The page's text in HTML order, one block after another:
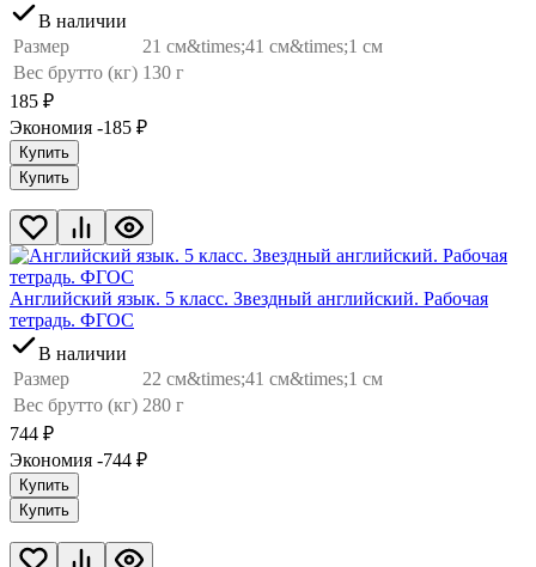
В наличии
Размер
21 см&times;41 см&times;1 см
Вес брутто (кг) 130 г
185 ₽
Экономия -185 ₽
Купить
Купить
Английский язык. 5 класс. Звездный английский. Рабочая
тетрадь. ФГОС
В наличии
Размер
22 см&times;41 см&times;1 см
Вес брутто (кг) 280 г
744 ₽
Экономия -744 ₽
Купить
Купить